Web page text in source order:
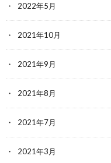
2022年5月
2021年10月
2021年9月
2021年8月
2021年7月
2021年3月